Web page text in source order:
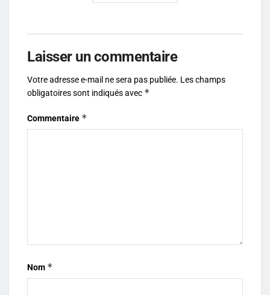
Laisser un commentaire
Votre adresse e-mail ne sera pas publiée. Les champs
obligatoires sont indiqués avec *
Commentaire *
Nom *